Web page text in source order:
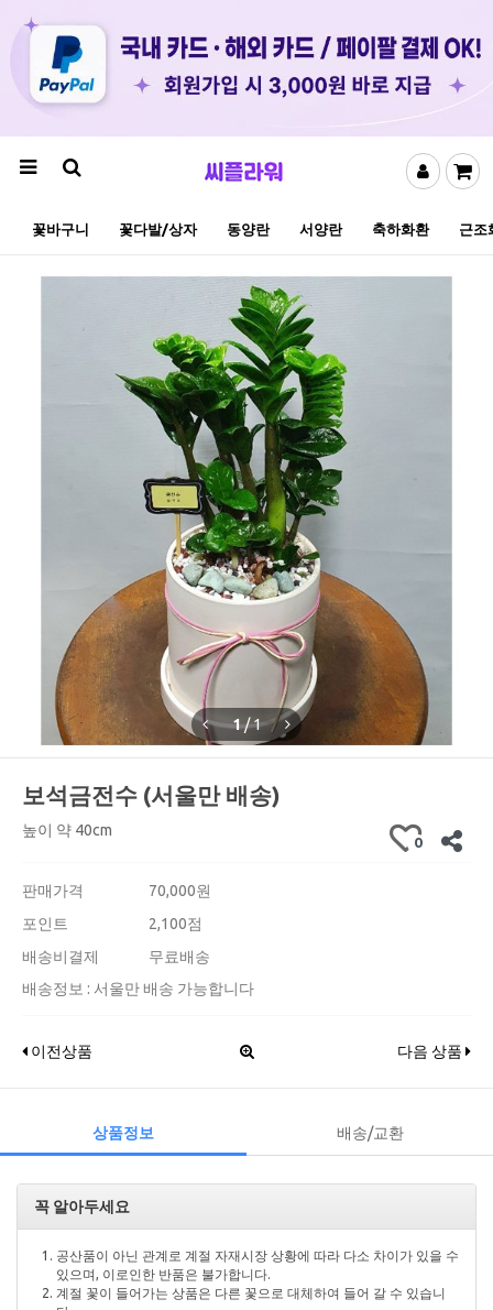
꽃바구니 꽃다발/상자 동양란 서양란 축하화환 근조
1/1
보석금전수 (서울만 배송)
높이 약 40cm
0
판매가격 70,000원
포인트
2,100점
배송비결제
무료배송
배송정보 : 서울만 배송 가능합니다
이전상품 다음 상품
상품정보 배송/교환
꼭 알아두세요
공산품이 아닌 관계로 계절 자재시장 상황에 따라 다소 차이가 있을 수
있으며, 이로인한 반품은 불가합니다.
계절 꽃이 들어가는 상품은 다른 꽃으로 대체하여 들어 갈 수 있습니